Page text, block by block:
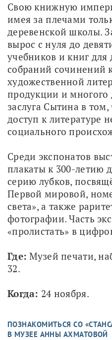
Свою книжную
имея за плечами
деревенской школы.
вырос с нуля до
учебников и книг
собраний сочинений
художественной
продукции и многого
заслуга Сытина в
доступ к литературе
социального
Среди экспонатов
плакаты к 300-летию
серию лубков,
Первой мировой,
света», а также
фотографии. Часть
«пролистать» в
Где: Музей печати,
32.
Когда: 24 ноября.
ПОЗНАКОМИТЬСЯ СО
В МУЗЕЕ АННЫ АХМАТОВОЙ